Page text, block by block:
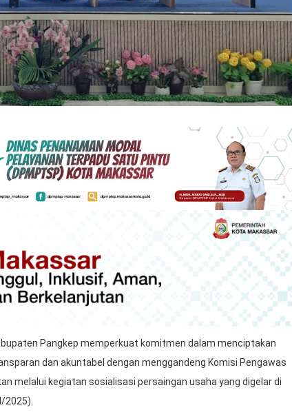
Pangkep memperkuat komitmen dalam menciptakan
dan akuntabel dengan menggandeng Komisi Pengawas
melalui kegiatan sosialisasi persaingan usaha yang digelar di
2025).